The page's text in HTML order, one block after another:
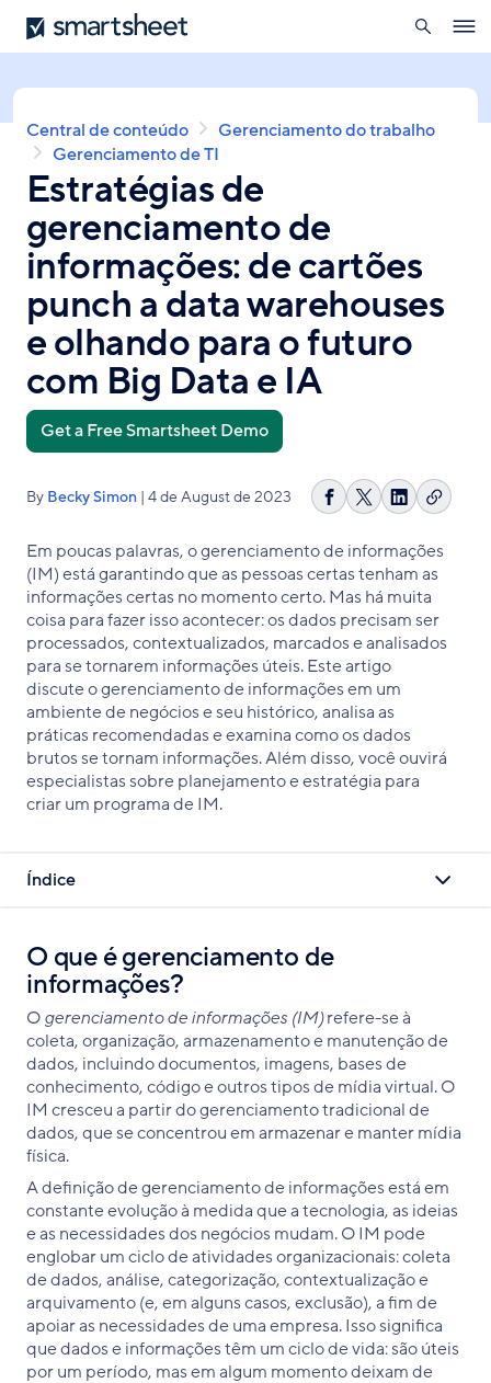
Skip
to
content
Smartsheet
pesquisa
Breadcrumb
Central de conteúdo
Gerenciamento do trabalho
Gerenciamento de TI
Estratégias de
gerenciamento de
informações: de cartões
punch a data warehouses
e olhando para o futuro
com Big Data e IA
Get a Free Smartsheet Demo
By Becky Simon | 4 de August de 2023
Compartilhar
Facebook
Share
X
LinkedIn
Copiar
Em poucas palavras, o gerenciamento de informações
(IM) está garantindo que as pessoas certas tenham as
informações certas no momento certo. Mas há muita
coisa para fazer isso acontecer: os dados precisam ser
processados, contextualizados, marcados e analisados
para se tornarem informações úteis. Este artigo
discute o gerenciamento de informações em um
ambiente de negócios e seu histórico, analisa as
práticas recomendadas e examina como os dados
brutos se tornam informações. Além disso, você ouvirá
especialistas sobre planejamento e estratégia para
criar um programa de IM.
Índice
O que é gerenciamento de
informações?
Ogerenciamento de informações (IM)refere-se à
coleta, organização, armazenamento e manutenção de
dados, incluindo documentos, imagens, bases de
conhecimento, código e outros tipos de mídia virtual. O
IM cresceu a partir do gerenciamento tradicional de
dados, que se concentrou em armazenar e manter mídia
física.
A definição de gerenciamento de informações está em
constante evolução à medida que a tecnologia, as ideias
e as necessidades dos negócios mudam. O IM pode
englobar um ciclo de atividades organizacionais: coleta
de dados, análise, categorização, contextualização e
arquivamento (e, em alguns casos, exclusão), a fim de
apoiar as necessidades de uma empresa. Isso significa
que dados e informações têm um ciclo de vida: são úteis
por um período, mas em algum momento deixam de